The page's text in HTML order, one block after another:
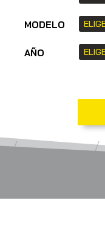
MODELO
AÑO